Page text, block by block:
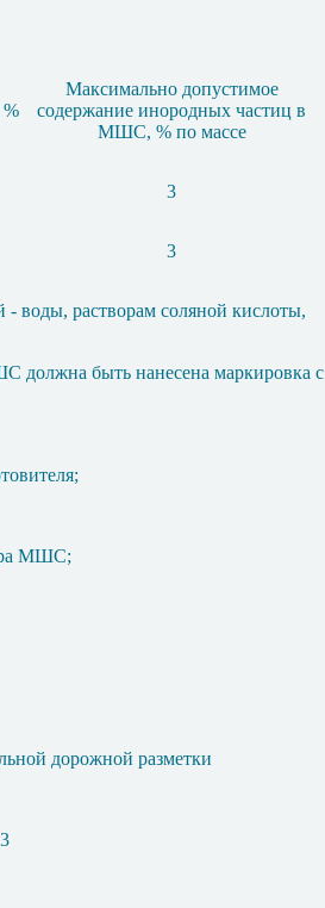
Максимально допустимое
содержание инородных частиц в
МШС, % по массе
3
3
- воды, растворам соляной кислоты,
должна быть нанесена маркировка с
МШС;
дорожной разметки